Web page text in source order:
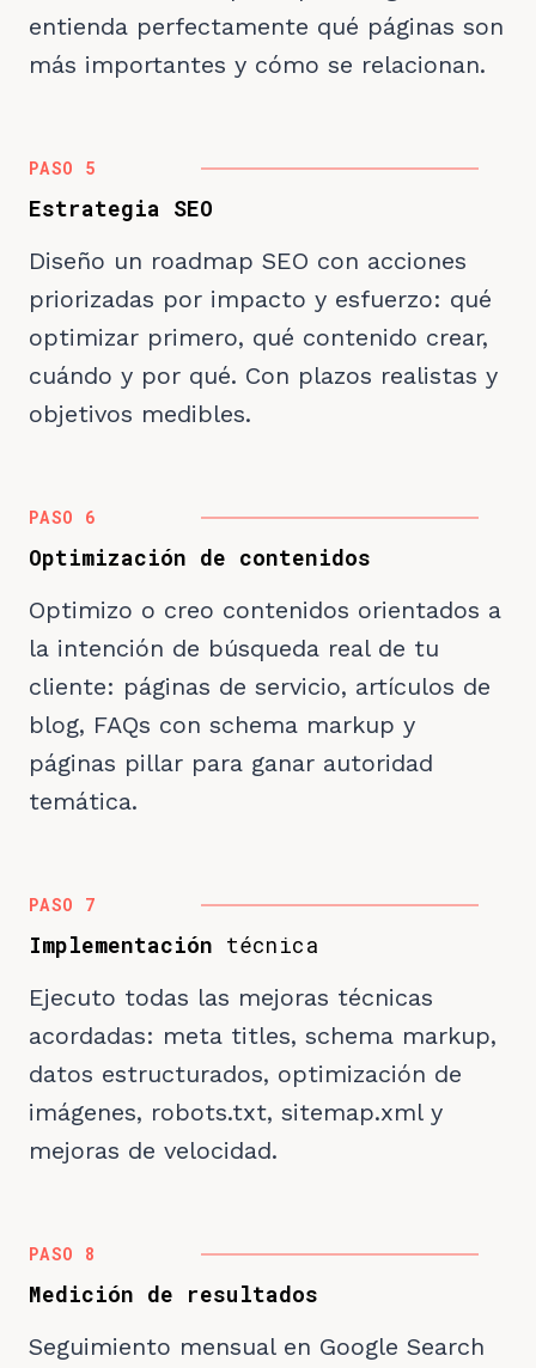
entienda perfectamente qué páginas son
más importantes y cómo se relacionan.
PASO 5
Estrategia SEO
Diseño un roadmap SEO con acciones
priorizadas por impacto y esfuerzo: qué
optimizar primero, qué contenido crear,
cuándo y por qué. Con plazos realistas y
objetivos medibles.
PASO 6
Optimización de contenidos
Optimizo o creo contenidos orientados a
la intención de búsqueda real de tu
cliente: páginas de servicio, artículos de
blog, FAQs con schema markup y
páginas pillar para ganar autoridad
temática.
PASO 7
Implementación técnica
Ejecuto todas las mejoras técnicas
acordadas: meta titles, schema markup,
datos estructurados, optimización de
imágenes, robots.txt, sitemap.xml y
mejoras de velocidad.
PASO 8
Medición de resultados
Seguimiento mensual en Google Search